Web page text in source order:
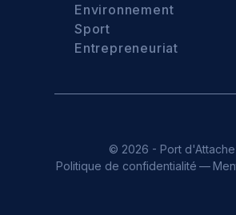
Environnement
Sport
Entrepreneuriat
© 2026 - Port
Politique de confidentialité —